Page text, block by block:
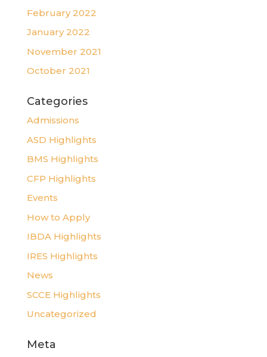
February 2022
January 2022
November 2021
October 2021
Categories
Admissions
ASD Highlights
BMS Highlights
CFP Highlights
Events
How to Apply
IBDA Highlights
IRES Highlights
News
SCCE Highlights
Uncategorized
Meta